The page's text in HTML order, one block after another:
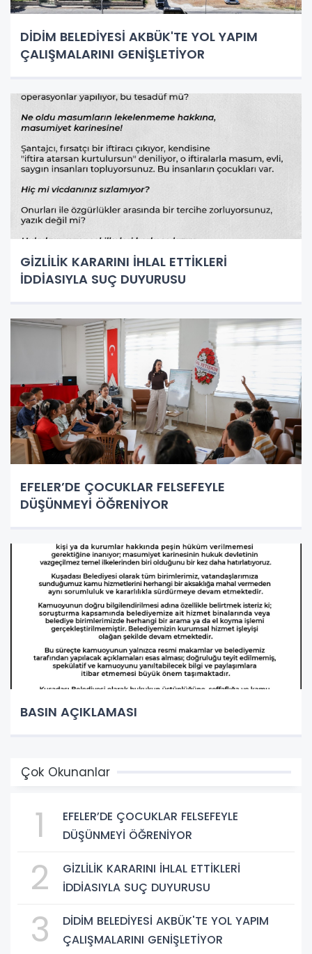
DİDİM BELEDİYESİ AKBÜK'TE YOL YAPIM
ÇALIŞMALARINI GENİŞLETİYOR
GİZLİLİK KARARINI İHLAL ETTİKLERİ
İDDİASIYLA SUÇ DUYURUSU
EFELER’DE ÇOCUKLAR FELSEFEYLE
DÜŞÜNMEYİ ÖĞRENİYOR
BASIN AÇIKLAMASI
Çok Okunanlar
1
EFELER’DE ÇOCUKLAR FELSEFEYLE
DÜŞÜNMEYİ ÖĞRENİYOR
2
GİZLİLİK KARARINI İHLAL ETTİKLERİ
İDDİASIYLA SUÇ DUYURUSU
3
DİDİM BELEDİYESİ AKBÜK'TE YOL YAPIM
ÇALIŞMALARINI GENİŞLETİYOR